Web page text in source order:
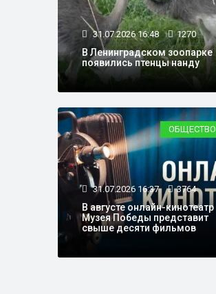
31.07.2026 16:48 1270
В Ленинградском зоопарке
появились птенцы нанду
ОБЩЕСТВО
31.07.2026 16:37 3764
В августе онлайн-кинотеатр
Музея Победы представит
свыше десяти фильмов